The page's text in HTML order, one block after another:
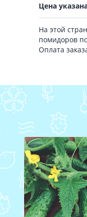
Цена
На этой
помидоров
Оплата